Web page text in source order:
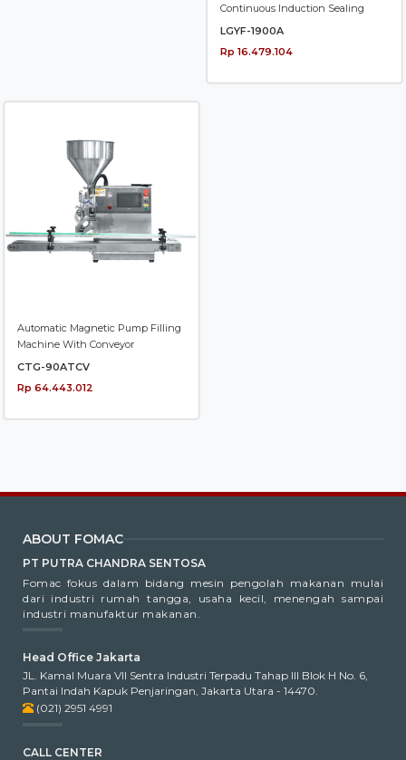
Continuous Induction Sealing
LGYF-1900A
Rp 16.479.104
Automatic Magnetic Pump Filling
Machine With Conveyor
CTG-90ATCV
Rp 64.443.012
ABOUT FOMAC
PT PUTRA CHANDRA SENTOSA
Fomac fokus dalam bidang mesin pengolah makanan mulai
dari industri rumah tangga, usaha kecil, menengah sampai
industri manufaktur makanan.
Head Office Jakarta
JL. Kamal Muara VII Sentra Industri Terpadu Tahap III Blok H No. 6,
Pantai Indah Kapuk Penjaringan, Jakarta Utara - 14470.
(021) 2951 4991
CALL CENTER